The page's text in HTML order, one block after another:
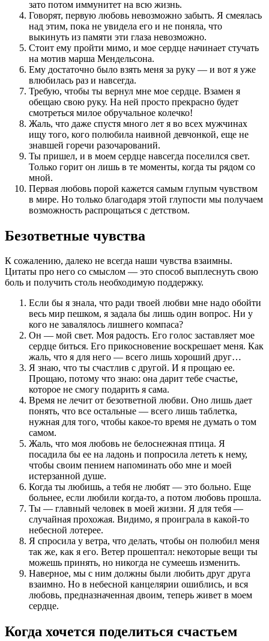
зато потом иммунитет на всю жизнь.
Говорят, первую любовь невозможно забыть. Я смеялась
над этим, пока не увидела его и не поняла, что
выкинуть из памяти эти глаза невозможно.
Стоит ему пройти мимо, и мое сердце начинает стучать
на мотив марша Мендельсона.
Ему достаточно было взять меня за руку — и вот я уже
влюбилась раз и навсегда.
Требую, чтобы ты вернул мне мое сердце. Взамен я
обещаю свою руку. На ней просто прекрасно будет
смотреться милое обручальное колечко!
Жаль, что даже спустя много лет я во всех мужчинах
ищу того, кого полюбила наивной девчонкой, еще не
знавшей горечи разочарований.
Ты пришел, и в моем сердце навсегда поселился свет.
Только горит он лишь в те моменты, когда ты рядом со
мной.
Первая любовь порой кажется самым глупым чувством
в мире. Но только благодаря этой глупости мы получаем
возможность распрощаться с детством.
Безответные чувства
К сожалению, далеко не всегда наши чувства взаимны.
Цитаты про него со смыслом — это способ выплеснуть свою
боль и получить столь необходимую поддержку.
Если бы я знала, что ради твоей любви мне надо обойти
весь мир пешком, я задала бы лишь один вопрос. Ни у
кого не завалялось лишнего компаса?
Он — мой свет. Моя радость. Его голос заставляет мое
сердце биться. Его прикосновение воскрешает меня. Как
жаль, что я для него — всего лишь хороший друг…
Я знаю, что ты счастлив с другой. И я прощаю ее.
Прощаю, потому что знаю: она дарит тебе счастье,
которое не смогу подарить я сама.
Время не лечит от безответной любви. Оно лишь дает
понять, что все остальные — всего лишь таблетка,
нужная для того, чтобы какое-то время не думать о том
самом.
Жаль, что моя любовь не белоснежная птица. Я
посадила бы ее на ладонь и попросила лететь к нему,
чтобы своим пением напоминать обо мне и моей
истерзанной душе.
Когда ты любишь, а тебя не любят — это больно. Еще
больнее, если любили когда-то, а потом любовь прошла.
Ты — главный человек в моей жизни. Я для тебя —
случайная прохожая. Видимо, я проиграла в какой-то
небесной лотерее.
Я спросила у ветра, что делать, чтобы он полюбил меня
так же, как я его. Ветер прошептал: некоторые вещи ты
можешь принять, но никогда не сумеешь изменить.
Наверное, мы с ним должны были любить друг друга
взаимно. Но в небесной канцелярии ошиблись, и вся
любовь, предназначенная двоим, теперь живет в моем
сердце.
Когда хочется поделиться счастьем